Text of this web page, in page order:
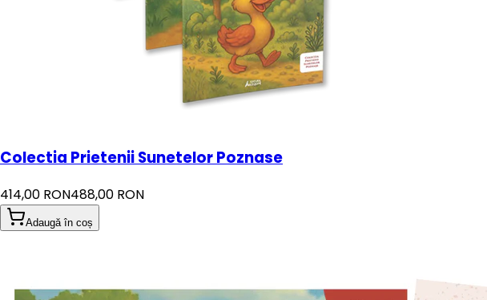
Colectia Prietenii Sunetelor Poznase
414,00 RON488,00 RON
Adaugă în coș